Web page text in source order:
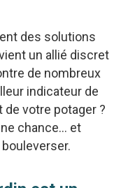
des solutions
un allié discret
de nombreux
indicateur de
votre potager ?
chance… et